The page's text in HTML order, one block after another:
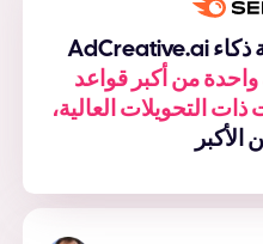
AdCreative.ai هي أكثر من مجرد شركة ذكاء
من أكبر قواعد
ذات التحويلات العالية،